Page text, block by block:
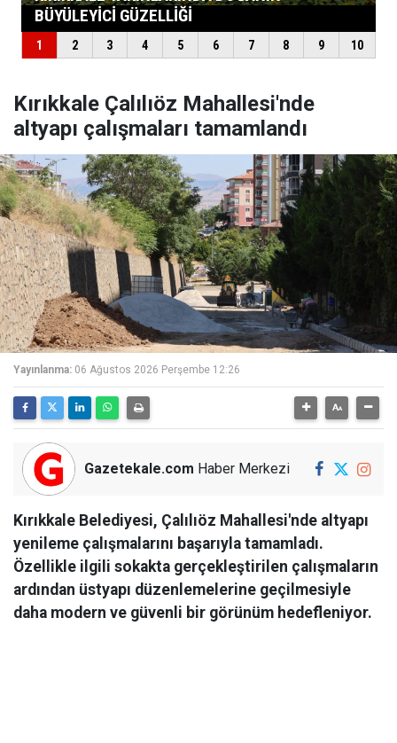
Kırıkkale Çalılıöz Mahallesi'nde
altyapı çalışmaları tamamlandı
Yayınlanma: 06 Ağustos 2026 Perşembe 12:26
Gazetekale.com Haber Merkezi
Kırıkkale Belediyesi, Çalılıöz Mahallesi'nde altyapı
yenileme çalışmalarını başarıyla tamamladı.
Özellikle ilgili sokakta gerçekleştirilen çalışmaların
ardından üstyapı düzenlemelerine geçilmesiyle
daha modern ve güvenli bir görünüm hedefleniyor.